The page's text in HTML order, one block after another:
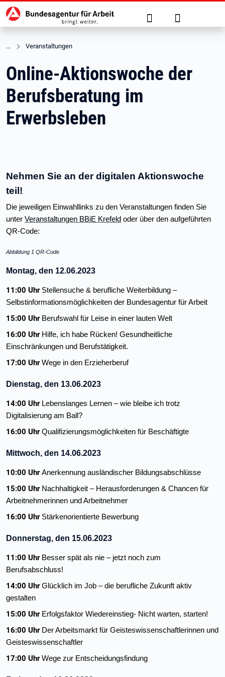
zu den Hauptinhalten springen
Hauptnavigation Suche Anmelden
Veranstaltungen
Online-Aktionswoche der
Berufsberatung im
Erwerbsleben
Nehmen Sie an der digitalen Aktionswoche
teil!
Die jeweiligen Einwahllinks zu den Veranstaltungen finden Sie
unter Veranstaltungen BBiE Krefeld oder über den aufgeführten
QR-Code:
Abbildung 1 QR-Code
Montag, den 12.06.2023
11:00 Uhr Stellensuche & berufliche Weiterbildung –
Selbstinformationsmöglichkeiten der Bundesagentur für Arbeit
15:00 Uhr Berufswahl für Leise in einer lauten Welt
16:00 Uhr Hilfe, ich habe Rücken! Gesundheitliche
Einschränkungen und Berufstätigkeit.
17:00 UhrWege in den Erzieherberuf
Dienstag, den 13.06.2023
14:00 Uhr Lebenslanges Lernen – wie bleibe ich trotz
Digitalisierung am Ball?
16:00 UhrQualifizierungsmöglichkeiten für Beschäftigte
Mittwoch, den 14.06.2023
10:00 UhrAnerkennung ausländischer Bildungsabschlüsse
15:00 Uhr Nachhaltigkeit – Herausforderungen & Chancen für
Arbeitnehmerinnen und Arbeitnehmer
16:00 Uhr Stärkenorientierte Bewerbung
Donnerstag, den 15.06.2023
11:00 Uhr Besser spät als nie – jetzt noch zum
Berufsabschluss!
14:00 UhrGlücklich im Job – die berufliche Zukunft aktiv
gestalten
15:00 Uhr Erfolgsfaktor Wiedereinstieg- Nicht warten, starten!
16:00 Uhr Der Arbeitsmarkt für Geisteswissenschaftlerinnen und
Geisteswissenschaftler
17:00 UhrWege zur Entscheidungsfindung